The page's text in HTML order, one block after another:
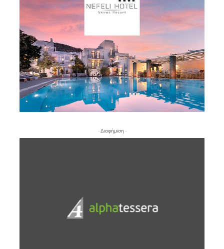
- Διαφήμιση -